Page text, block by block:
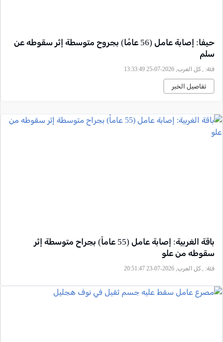
حيفا: إصابة عامل (56 عامًا) بجروح متوسطة إثر سقوطه عن
سلم
فئة: , كل العرب, 2026-07-25 13:33:49
تفاصيل الخبر
باقة الغربية: إصابة عامل (55 عاماً) بجراح متوسطة إثر
سقوطه من علو
فئة: , كل العرب, 2026-07-23 20:51:47